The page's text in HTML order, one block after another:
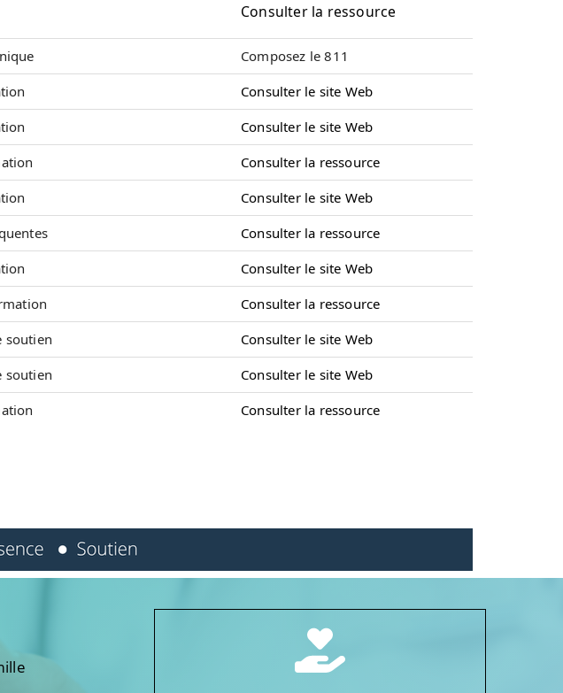
Consulter la ressource
Composez le 811
Consulter le site Web
Consulter le site Web
Consulter la ressource
Consulter le site Web
Consulter la ressource
Consulter le site Web
Consulter la ressource
soutien
Consulter le site Web
soutien
Consulter le site Web
Consulter la ressource